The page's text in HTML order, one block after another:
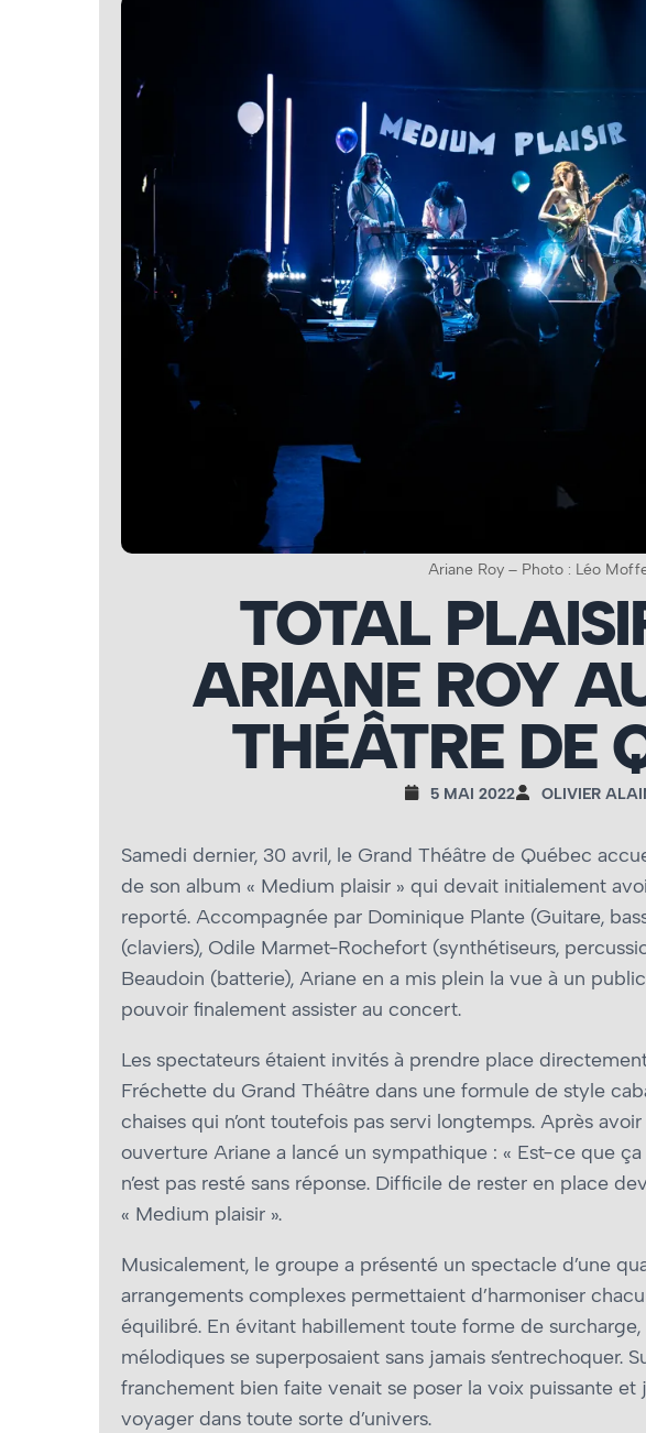
Ariane Roy – Photo : Léo
TOTAL
ARIANE ROY
THÉÂTRE DE
5 MAI 2022 OLIVIER
Samedi dernier, 30 avril, le Grand Théâtre de Québec
de son album « Medium plaisir » qui devait initialement
reporté. Accompagnée par Dominique Plante (Guitare,
(claviers), Odile Marmet-Rochefort (synthétiseurs,
Beaudoin (batterie), Ariane en a mis plein la vue à un
pouvoir finalement assister au concert.
Les spectateurs étaient invités à prendre place
Fréchette du Grand Théâtre dans une formule de style
chaises qui n’ont toutefois pas servi longtemps. Après
ouverture Ariane a lancé un sympathique : « Est-ce que
n’est pas resté sans réponse. Difficile de rester en place
« Medium plaisir ».
Musicalement, le groupe a présenté un spectacle d’une
arrangements complexes permettaient d’harmoniser
équilibré. En évitant habillement toute forme de
mélodiques se superposaient sans jamais s’entrechoquer.
franchement bien faite venait se poser la voix puissante et
voyager dans toute sorte d’univers.